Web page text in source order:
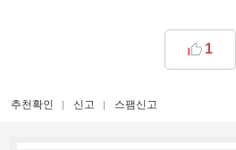
1
추천확인 신고 스팸신고